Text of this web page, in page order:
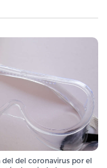
del del coronavirus por el